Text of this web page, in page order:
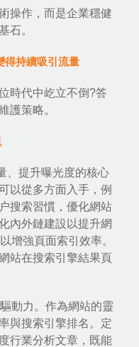
操作，而是企業穩健
石。
得持續吸引流量
時代中屹立不倒?答
護策略。
、提升曝光度的核心
以從多方面入手，例
搜索習慣，優化網站
內外鏈建設以提升網
增強頁面索引效率。
站在搜索引擎結果頁
動力。作為網站的靈
與搜索引擎排名。定
行業分析文章，既能